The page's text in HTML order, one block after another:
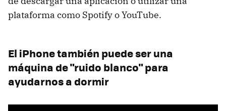
plataforma como Spotify o YouTube.
El iPhone también puede ser una
máquina de "ruido blanco" para
ayudarnos a dormir